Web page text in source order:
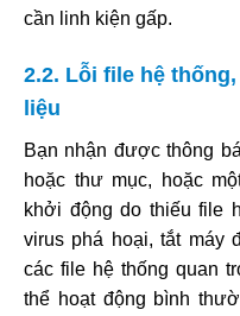
cần linh kiện gấp.
2.2. Lỗi file hệ
liệu
Bạn nhận được thông
hoặc thư mục, hoặc
khởi động do thiếu file
virus phá hoại, tắt máy
các file hệ thống quan
thể hoạt động bình